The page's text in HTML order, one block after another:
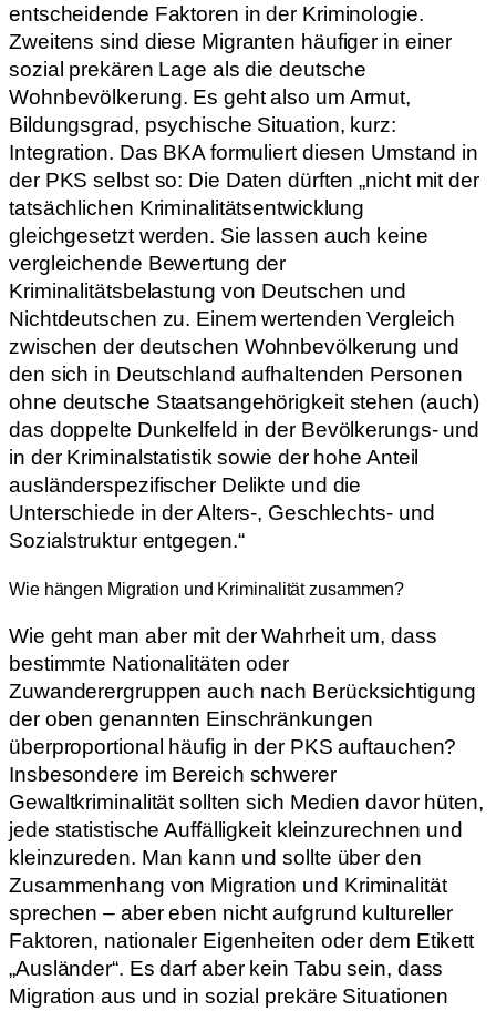
entscheidende Faktoren in der Kriminologie.
Zweitens sind diese Migranten häufiger in einer
sozial prekären Lage als die deutsche
Wohnbevölkerung. Es geht also um Armut,
Bildungsgrad, psychische Situation, kurz:
Integration. Das BKA formuliert diesen Umstand in
der PKS selbst so: Die Daten dürften „nicht mit der
tatsächlichen Kriminalitätsentwicklung
gleichgesetzt werden. Sie lassen auch keine
vergleichende Bewertung der
Kriminalitätsbelastung von Deutschen und
Nichtdeutschen zu. Einem wertenden Vergleich
zwischen der deutschen Wohnbevölkerung und
den sich in Deutschland aufhaltenden Personen
ohne deutsche Staatsangehörigkeit stehen (auch)
das doppelte Dunkelfeld in der Bevölkerungs- und
in der Kriminalstatistik sowie der hohe Anteil
ausländerspezifischer Delikte und die
Unterschiede in der Alters-, Geschlechts- und
Sozialstruktur entgegen.“
Wie hängen Migration und Kriminalität zusammen?
Wie geht man aber mit der Wahrheit um, dass
bestimmte Nationalitäten oder
Zuwanderergruppen auch nach Berücksichtigung
der oben genannten Einschränkungen
überproportional häufig in der PKS auftauchen?
Insbesondere im Bereich schwerer
Gewaltkriminalität sollten sich Medien davor hüten,
jede statistische Auffälligkeit kleinzurechnen und
kleinzureden. Man kann und sollte über den
Zusammenhang von Migration und Kriminalität
sprechen – aber eben nicht aufgrund kultureller
Faktoren, nationaler Eigenheiten oder dem Etikett
„Ausländer“. Es darf aber kein Tabu sein, dass
Migration aus und in sozial prekäre Situationen